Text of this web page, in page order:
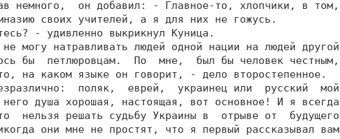
немного,  он добавил: - Главное-то, хлопчики, в том,
своих учителей, а я для них не гожусь.
- удивленно выкрикнул Куница.
могу натравливать людей одной нации на людей другой
бы  петлюровцам.  По  мне,  был бы человек честным,
на каком языке он говорит, - дело второстепенное.
поляк,  еврей,  украинец или  русский  мой
душа хорошая, настоящая, вот основное! И я всегда
нельзя решать судьбу Украины в  отрыве от  будущего
они мне не простят, что я первый рассказывал вам